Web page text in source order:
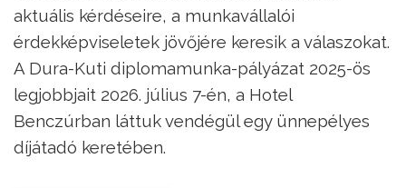
aktuális kérdéseire, a munkavállalói
érdekképviseletek jövőjére keresik a válaszokat.
A Dura-Kuti diplomamunka-pályázat 2025-ös
legjobbjait 2026. július 7-én, a Hotel
Benczúrban láttuk vendégül egy ünnepélyes
díjátadó keretében.